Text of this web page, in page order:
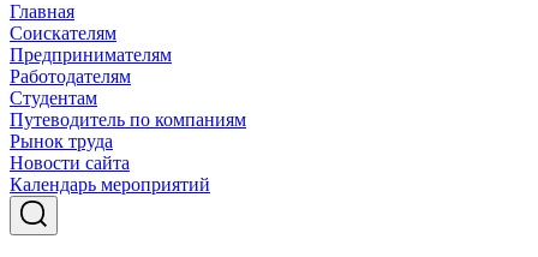
Главная
Соискателям
Предпринимателям
Работодателям
Студентам
Путеводитель по компаниям
Рынок труда
Новости сайта
Календарь мероприятий